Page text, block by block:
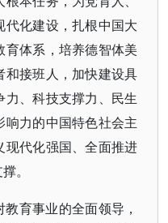
化建设，扎根中国大
体系，培养德智体美
接班人，加快建设具
、科技支撑力、民生
力的中国特色社会主
现代化强国、全面推进
。
育事业的全面领导，